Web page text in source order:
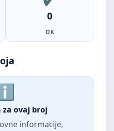
0
OK
za ovaj broj
informacije,